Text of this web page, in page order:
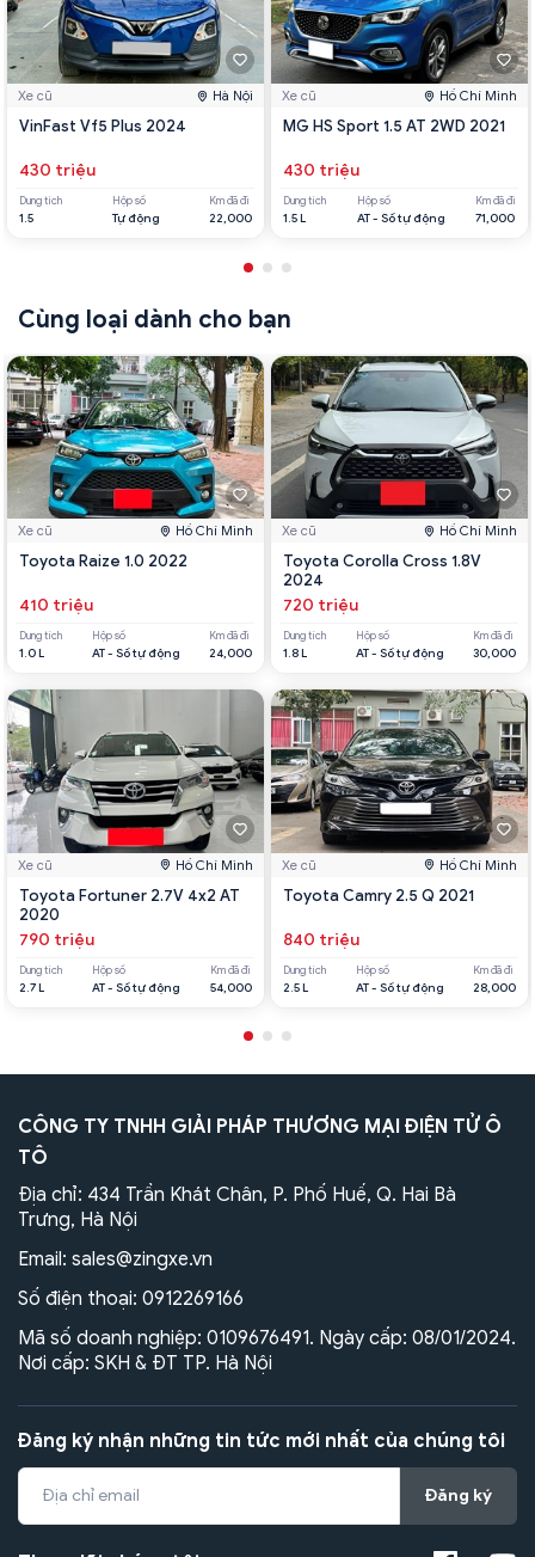
Xe cũ Hà Nội
VinFast Vf5 Plus 2024
430 triệu
Dung tích
1.5
Hộp số
Tự động
Km đã đi
22,000
Xe cũ Hồ Chí Minh
MG HS Sport 1.5 AT 2WD 2021
430 triệu
Dung tích
1.5 L
Hộp số
AT - Số tự động
Km đã đi
71,000
Cùng loại dành cho bạn
Xe cũ Hồ Chí Minh
Toyota Raize 1.0 2022
410 triệu
Dung tích
1.0 L
Hộp số
AT - Số tự động
Km đã đi
24,000
Xe cũ Hồ Chí Minh
Toyota Fortuner 2.7V 4x2 AT
2020
790 triệu
Dung tích
2.7 L
Hộp số
AT - Số tự động
Km đã đi
54,000
Xe cũ Hồ Chí Minh
Toyota Corolla Cross 1.8V
2024
720 triệu
Dung tích
1.8 L
Hộp số
AT - Số tự động
Km đã đi
30,000
Xe cũ Hồ Chí Minh
Toyota Camry 2.5 Q 2021
840 triệu
Dung tích
2.5 L
Hộp số
AT - Số tự động
Km đã đi
28,000
CÔNG TY TNHH GIẢI PHÁP THƯƠNG MẠI ĐIỆN TỬ Ô
TÔ
Địa chỉ: 434 Trần Khát Chân, P. Phố Huế, Q. Hai Bà
Trưng, Hà Nội
Email: sales@zingxe.vn
Số điện thoại: 0912269166
Mã số doanh nghiệp: 0109676491. Ngày cấp: 08/01/2024.
Nơi cấp: SKH & ĐT TP. Hà Nội
Đăng ký nhận những tin tức mới nhất của chúng tôi
Đăng ký